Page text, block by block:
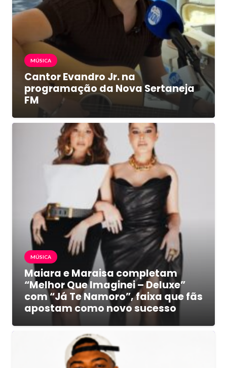
MÚSICA
Cantor Evandro Jr. na
programação da Nova Sertaneja
FM
MÚSICA
Maiara e Maraisa completam
“Melhor Que Imaginei – Deluxe”
com “Já Te Namoro”, faixa que fãs
apostam como novo sucesso